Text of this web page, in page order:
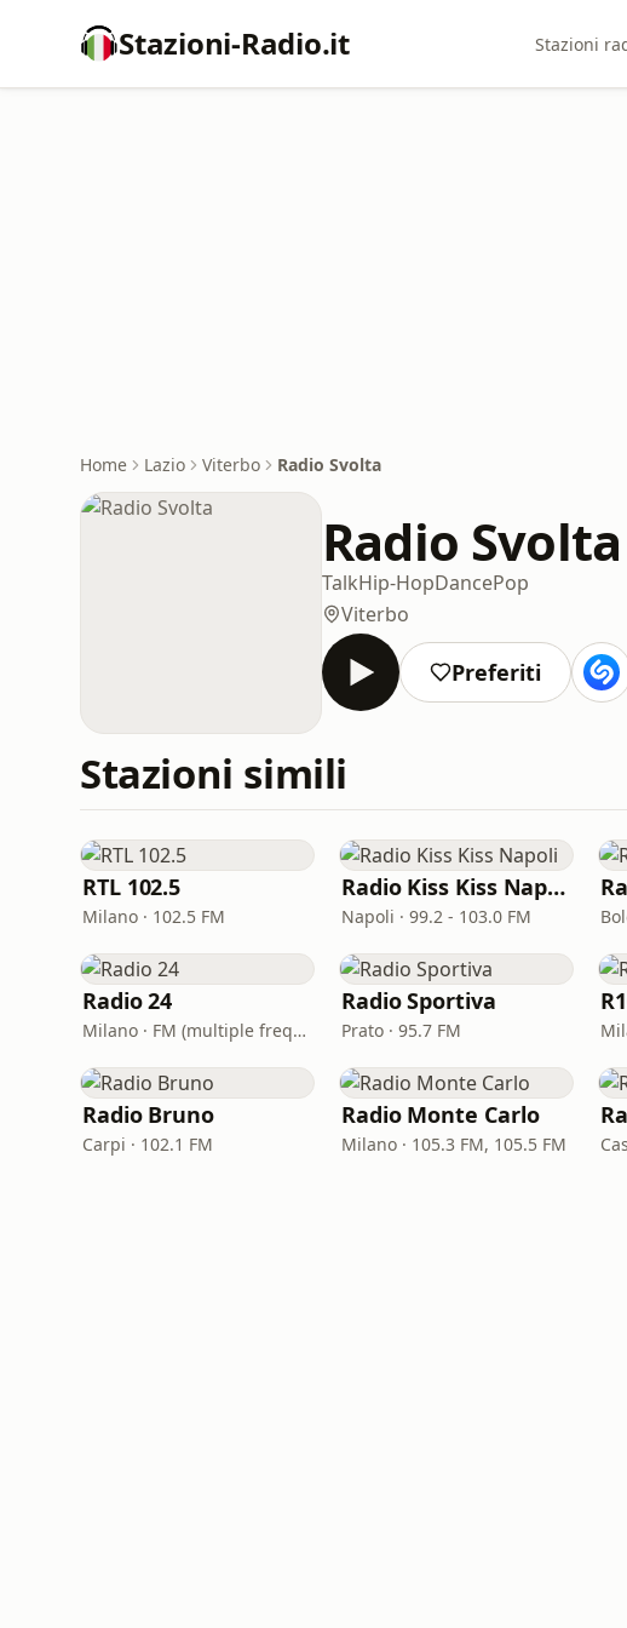
Stazioni-Radio.it Stazioni
Home Lazio Viterbo Radio Svolta
Radio Svolta
TalkHip-HopDancePop
Viterbo
Preferiti
Stazioni simili
RTL 102.5
Milano · 102.5 FM
Radio Kiss Kiss Napoli
Napoli · 99.2 - 103.0 FM
Radio 24
Milano · FM (multiple frequencies nationwide), DAB, Satellite
Radio Sportiva
Prato · 95.7 FM
Radio Bruno
Carpi · 102.1 FM
Radio Monte Carlo
Milano · 105.3 FM, 105.5 FM